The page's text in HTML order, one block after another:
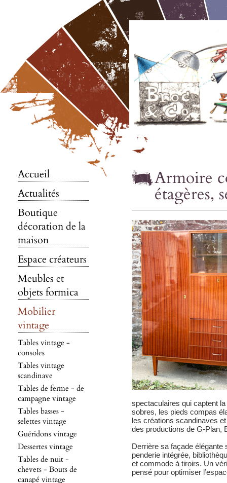
Accueil
Actualités
Boutique
décoration de la
maison
Espace créateurs
Meubles et
objets formica
Mobilier
vintage
Tables vintage -
consoles
Tables vintage
scandinave
Tables de ferme - de
campagne vintage
Tables basses -
selettes vintage
Guéridons vintage
Dessertes vintage
Tables de nuit -
chevets - Bouts de
canapé vintage
Armoire
étagères,
spectaculaires qui captent
sobres, les pieds compas
les créations scandinaves
des productions de G-Plan,
Derrière sa façade
penderie intégrée,
et commode à tiroirs. Un
pensé pour optimiser